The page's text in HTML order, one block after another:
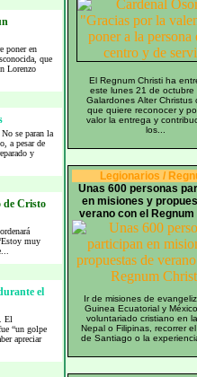
poner en
que
Lorenzo
se paran la
a pesar de
y
de Cristo
muy
el
El
“un golpe
apreciar
El Regnum Christi ha
este lunes 21 de octubre
Galardones Alter Christus
que quiere reconocer y
valor la entrega y
los...
Legionarios /
Unas 600 personas
en misiones y
verano con el
Ir de misiones de
Guinea Ecuatorial y
voluntariado cristiano en
Nepal o Filipinas, recorrer
de Santiago o la